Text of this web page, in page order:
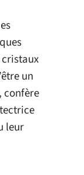
un
confère
leur